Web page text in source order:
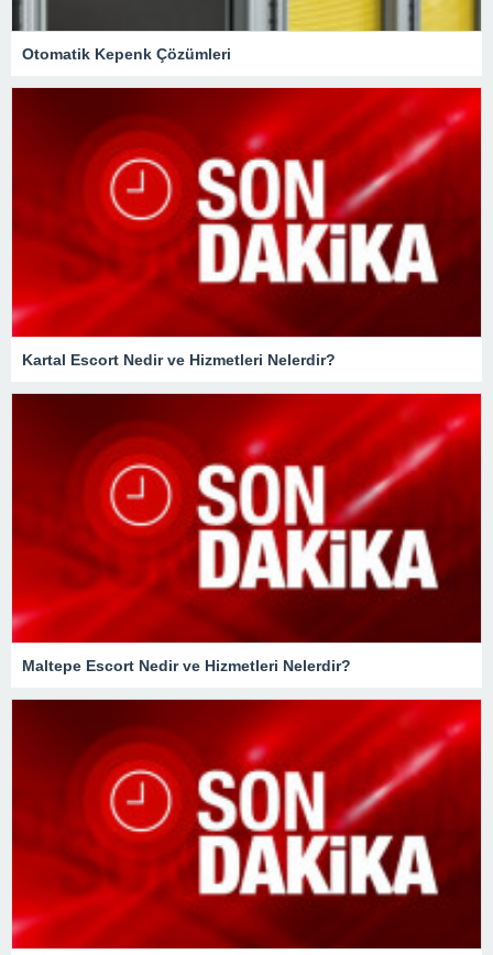
Otomatik Kepenk Çözümleri
Kartal Escort Nedir ve Hizmetleri Nelerdir?
Maltepe Escort Nedir ve Hizmetleri Nelerdir?